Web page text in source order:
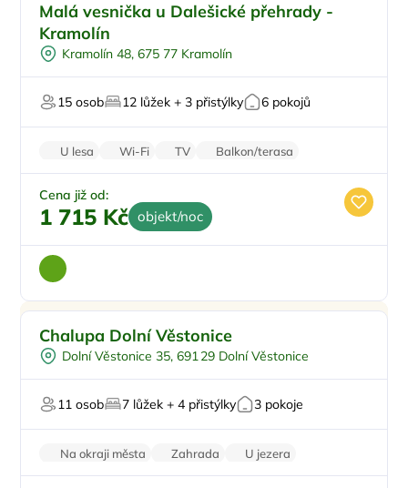
Pro skupiny
U vody
Pro rybáře
Firemní akce/teambuilding
Malá vesnička u Dalešické přehrady -
Kramolín
Kramolín 48, 675 77 Kramolín
15 osob 12 lůžek + 3 přistýlky 6 pokojů
U lesa Wi-Fi TV
Balkon/terasa
Parkování zdarma
Cena již od:
1 715 Kč objekt/noc
Pro čtyři
Vinný sklípek
Firemní akce/teambuilding
Chalupa Dolní Věstonice
Dolní Věstonice 35, 691 29 Dolní Věstonice
11 osob 7 lůžek + 4 přistýlky 3 pokoje
Na okraji města Zahrada
U jezera
Pro milovníky vína
Zvířata povolena